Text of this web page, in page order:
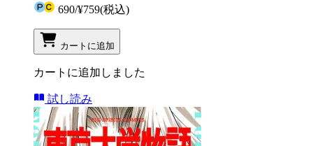
690/¥759(税込)
カートに追加
カートに追加しました
試し読み